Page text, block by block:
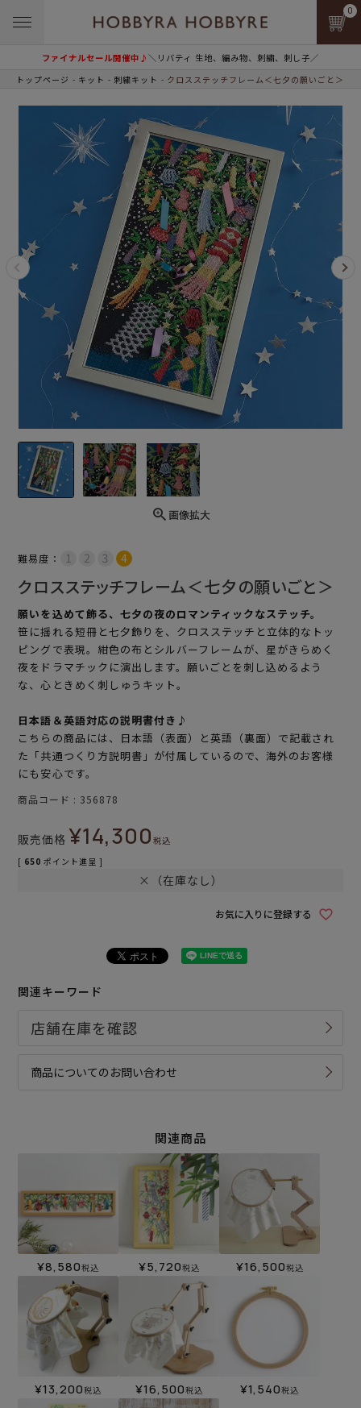
ファイナルセール開催中♪＼リバティ 生地、編み物、刺繍、刺し子／
0
トップページ キット 刺繍キット クロスステッチフレーム＜七夕の願いごと＞
画像拡大
難易度：
クロスステッチフレーム＜七夕の願いごと＞
願いを込めて飾る、七夕の夜のロマンティックなステッチ。
笹に揺れる短冊と七夕飾りを、クロスステッチと立体的なトッ
ピングで表現。紺色の布とシルバーフレームが、星がきらめく
夜をドラマチックに演出します。願いごとを刺し込めるよう
な、心ときめく刺しゅうキット。
日本語＆英語対応の説明書付き♪
こちらの商品には、日本語（表面）と英語（裏面）で記載され
た「共通つくり方説明書」が付属しているので、海外のお客様
にも安心です。
商品コード 356878
販売価格 ¥14,300税込
[ 650 ポイント進呈 ]
×（在庫なし）
お気に入りに登録する
関連キーワード
商品についてのお問い合わせ
関連商品
¥8,580税込 ¥5,720税込 ¥16,500税込
¥13,200税込 ¥16,500税込 ¥1,540税込